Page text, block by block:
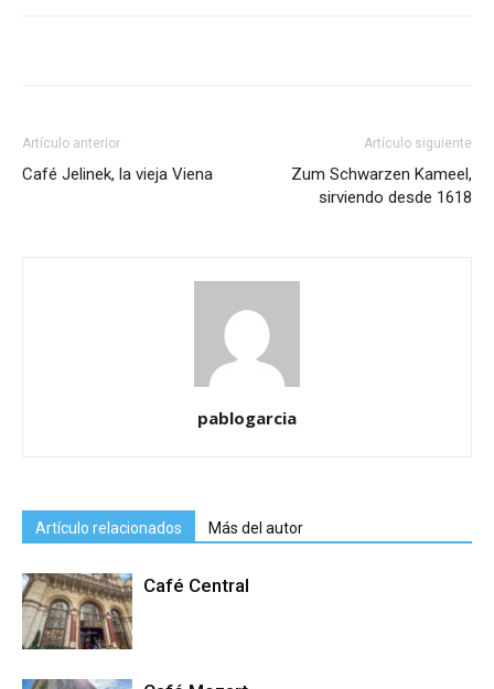
Artículo anterior
Café Jelinek, la vieja Viena
Artículo siguiente
Zum Schwarzen Kameel,
sirviendo desde 1618
pablogarcia
Artículo relacionados Más del autor
Café Central